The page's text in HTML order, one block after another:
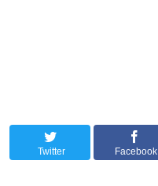
Twitter Facebook